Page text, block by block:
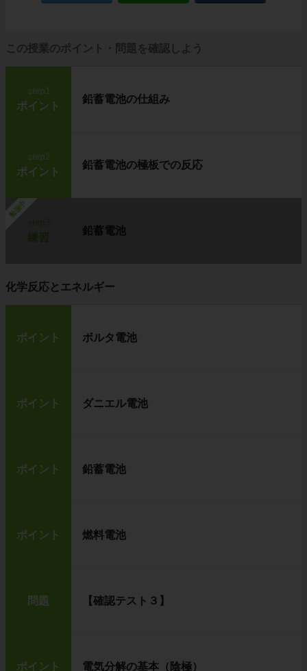
この授業のポイント・問題を確認しよう
step1
ポイント
鉛蓄電池の仕組み
step2
ポイント
鉛蓄電池の極板での反応
勉強中
鉛蓄電池
化学反応とエネルギー
ポイント ボルタ電池
ポイント ダニエル電池
ポイント 鉛蓄電池
ポイント 燃料電池
問題 【確認テスト３】
ポイント 電気分解の基本（陰極）